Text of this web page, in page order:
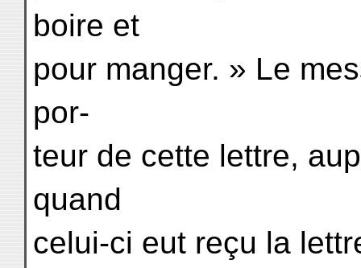
boire et
pour manger. » Le
por-
teur de cette lettre,
quand
celui-ci eut reçu la